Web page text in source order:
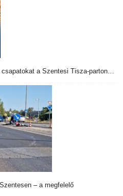
csapatokat a Szentesi Tisza-parton…
– a megfelelő